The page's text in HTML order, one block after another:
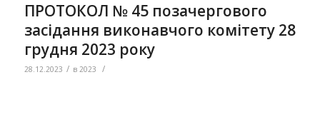
ПРОТОКОЛ № 45 позачергового
засідання виконавчого комітету 28
грудня 2023 року
28.12.2023 / в 2023 /